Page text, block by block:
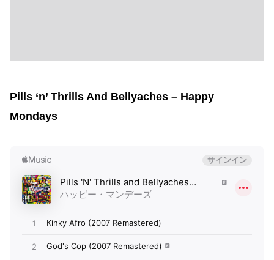
Pills ‘n’ Thrills And Bellyaches – Happy
Mondays